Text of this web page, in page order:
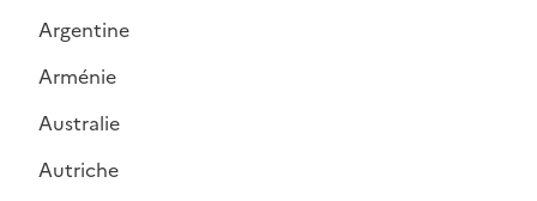
e
Argentine
Arménie
Australie
Autriche